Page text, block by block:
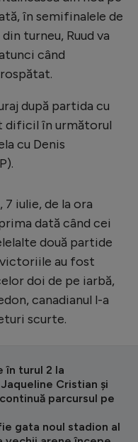
în semifinalele de
turneu, Ruud va
când
după partida cu
dificil în următorul
cu Denis
iulie, de la ora
dată când cei
două partide
au fost
doi de pe iarbă,
canadianul l-a
scurte.
în turul 2 la
Cristian și
parcursul pe
gata noul stadion al